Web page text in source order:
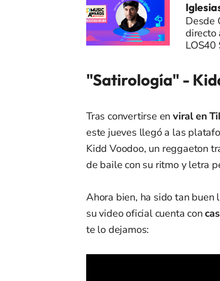
Desde
directo
LOS40
"Satirología" -
Tras convertirse en viral en
este jueves llegó a las
Kidd Voodoo, un reggaeton
de baile con su ritmo y letra
Ahora bien, ha sido tan buen
su video oficial cuenta con
te lo dejamos: